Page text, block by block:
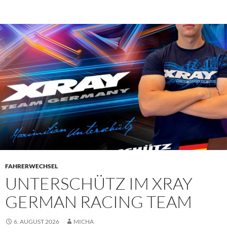
FAHRERWECHSEL
UNTERSCHÜTZ IM XRAY
GERMAN RACING TEAM
6. AUGUST 2026 MICHA